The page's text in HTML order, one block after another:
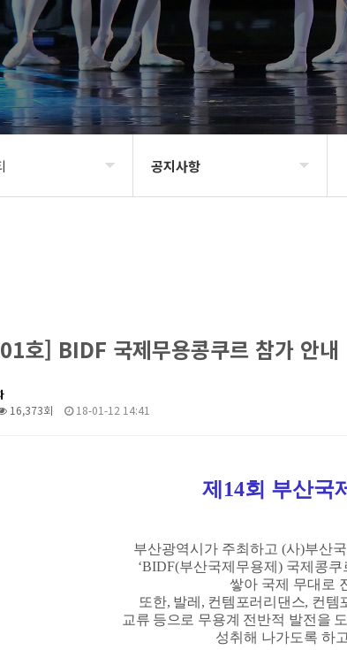
공지사항
호] BIDF 국제무용콩쿠르 참가 안내
16,373회 18-01-12 14:41
제14회 부산국
부산광역시가 주최하고 (사)부산
‘BIDF(부산국제무용제 ) 국제콩쿠
쌓아 국제 무대로
또한, 발레 , 컨템포러리댄스, 컨템
교류 등으로 무용계 전반적 발전을
성취해 나가도록 하